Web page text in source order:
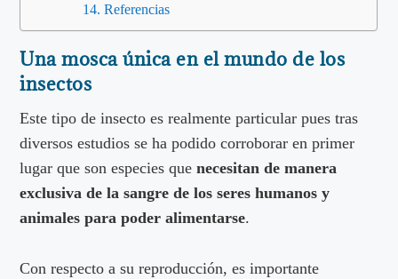
Referencias
Una mosca única en el mundo de los
insectos
Este tipo de insecto es realmente particular pues tras
diversos estudios se ha podido corroborar en primer
lugar que son especies quenecesitan de manera
exclusiva de la sangre de los seres humanos y
animales para poder alimentarse.
Con respecto a su reproducción, es importante